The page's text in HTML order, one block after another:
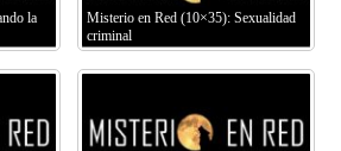
la
Misterio en Red (10×35): Sexualidad
criminal